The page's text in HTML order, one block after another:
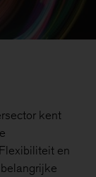
kent
en